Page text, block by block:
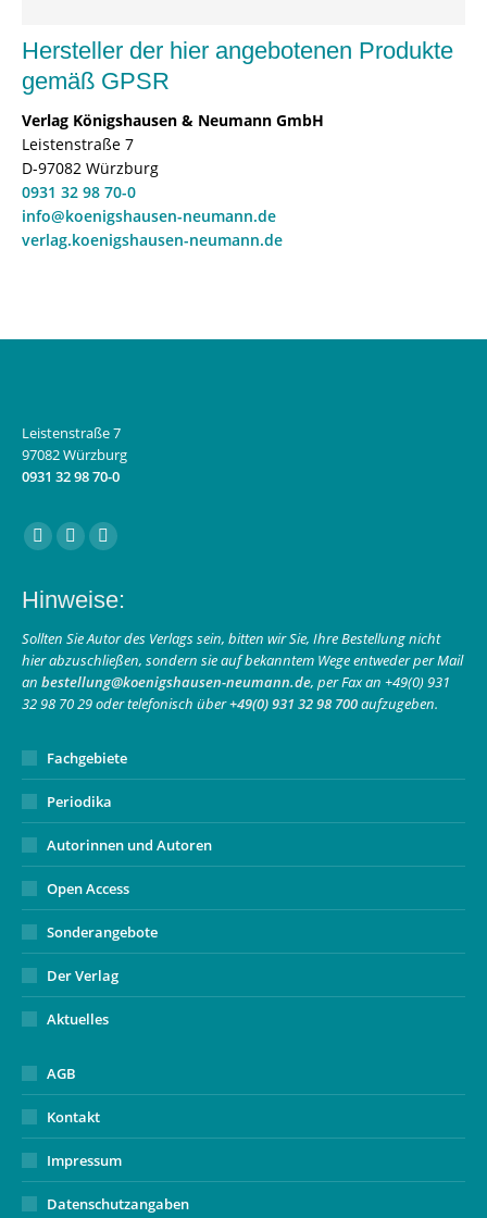
Hersteller der hier angebotenen Produkte
gemäß GPSR
Verlag Königshausen & Neumann GmbH
Leistenstraße 7
D-97082 Würzburg
0931 32 98 70-0
info@koenigshausen-neumann.de
verlag.koenigshausen-neumann.de
Leistenstraße 7
97082 Würzburg
0931 32 98 70-0
Finden Sie uns auf:
Facebook
opens
in
new
window
Instagram
opens
in
new
window
E-
page
opens
in
new
window
Hinweise:
Sollten Sie Autor des Verlags sein, bitten wir Sie, Ihre Bestellung nicht
hier abzuschließen, sondern sie auf bekanntem Wege entweder per Mail
an bestellung@koenigshausen-neumann.de, per Fax an +49(0) 931
32 98 70 29 oder telefonisch über+49(0) 931 32 98 700aufzugeben.
Fachgebiete
Periodika
Autorinnen und Autoren
Open Access
Sonderangebote
Der Verlag
Aktuelles
AGB
Kontakt
Impressum
Datenschutzangaben